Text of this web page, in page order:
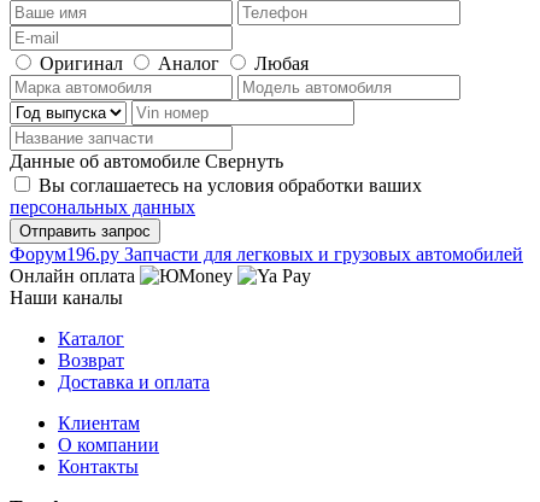
Оригинал Аналог Любая
Данные об автомобиле Свернуть
Вы соглашаетесь на условия обработки ваших
персональных данных
Фoрум196.ру Запчасти для легковых и грузовых автомобилей
Онлайн оплата
Наши каналы
Каталог
Возврат
Доставка и оплата
Клиентам
О компании
Контакты